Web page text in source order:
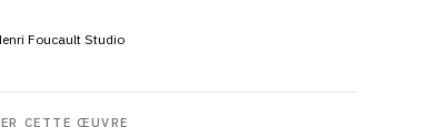
Foucault Studio
CETTE ŒUVRE